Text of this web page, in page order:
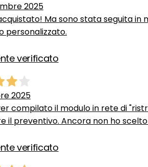
2025
Ma sono stata seguita
personalizzato.
verificato
2025
compilato il modulo in rete di
il preventivo. Ancora non ho
verificato